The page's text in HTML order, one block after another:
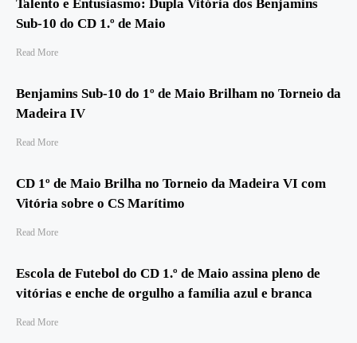
Talento e Entusiasmo: Dupla Vitória dos Benjamins
Sub-10 do CD 1.º de Maio
Read More
Benjamins Sub-10 do 1º de Maio Brilham no Torneio da
Madeira IV
Read More
CD 1º de Maio Brilha no Torneio da Madeira VI com
Vitória sobre o CS Marítimo
Read More
Escola de Futebol do CD 1.º de Maio assina pleno de
vitórias e enche de orgulho a família azul e branca
Read More